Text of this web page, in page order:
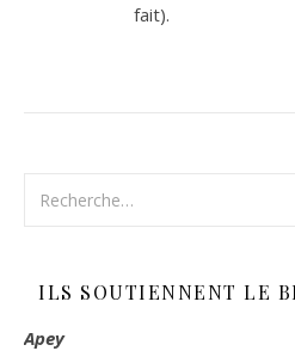
fait).
ILS SOUTIENNENT LE
Apey